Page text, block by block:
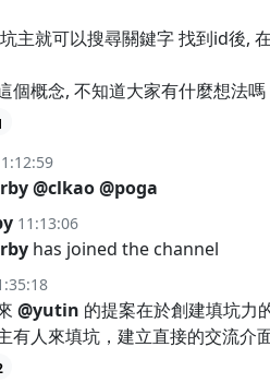
主就可以搜尋關鍵字 找到id後,
個概念, 不知道大家有什麼想法嗎
@clkao@poga
11:13:06
has joined the channel
@yutin 的提案在於創建填坑力
有人來填坑，建立直接的交流介